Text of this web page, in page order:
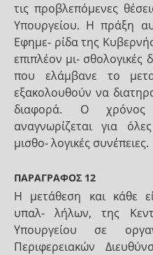
τις προβλεπόμενες
Υπουργείου. Η πράξη
Εφημε- ρίδα της
επιπλέον μι- σθολογικές
που ελάμβανε το
εξακολουθούν να
διαφορά. Ο χρόνος
αναγνωρίζεται για
μισθο- λογικές συνέπειες.
ΠΑΡΑΓΡΑΦΟΣ 12
Η μετάθεση και κάθε
υπαλ- λήλων, της
Υπουργείου σε
Περιφερειακών